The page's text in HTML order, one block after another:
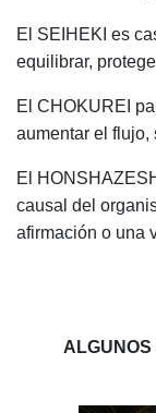
El SEIHEKI es
equilibrar,
El CHOKUREI
aumentar el flujo,
El
causal del
afirmación o una
ALGUNOS